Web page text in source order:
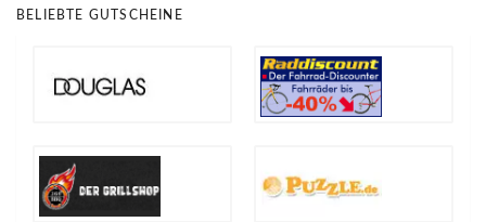
BELIEBTE GUTSCHEINE